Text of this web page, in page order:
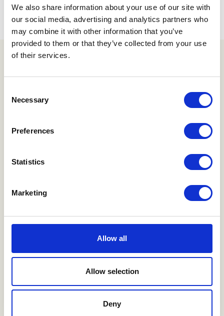
We also share information about your use of our site with
our social media, advertising and analytics partners who
may combine it with other information that you’ve
provided to them or that they’ve collected from your use
of their services.
Selection
Necessary
Preferences
Statistics
Marketing
Allow all
Allow selection
Deny
Vi samarbejder med